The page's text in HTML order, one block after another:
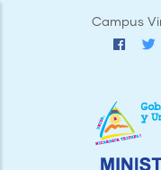
Campus